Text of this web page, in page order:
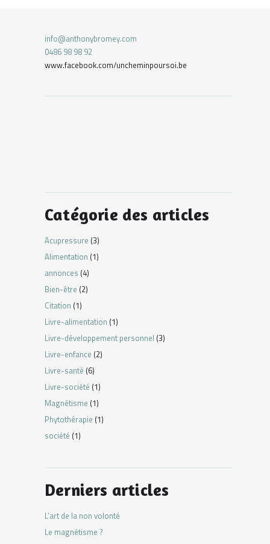
info@anthonybromey.com
0486 98 98 92
www.facebook.com/uncheminpoursoi.be
Catégorie des articles
Acupressure (3)
Alimentation (1)
annonces (4)
Bien-être (2)
Citation (1)
Livre-alimentation (1)
Livre-développement personnel (3)
Livre-enfance (2)
Livre-santé (6)
Livre-société (1)
Magnétisme (1)
Phytothérapie (1)
société (1)
Derniers articles
L’art de la non volonté
Le magnétisme ?